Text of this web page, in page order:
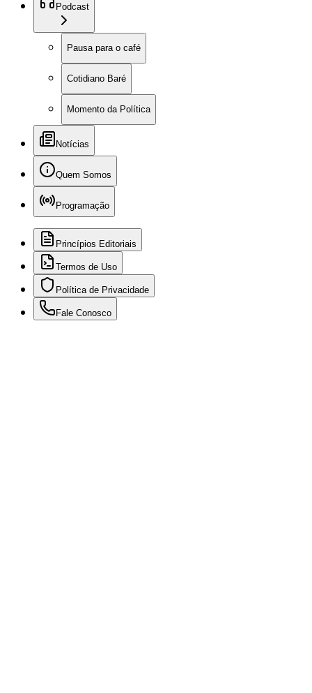
Podcast
Pausa para o café
Cotidiano Baré
Momento da Política
Notícias
Quem Somos
Programação
Princípios Editoriais
Termos de Uso
Política de Privacidade
Fale Conosco